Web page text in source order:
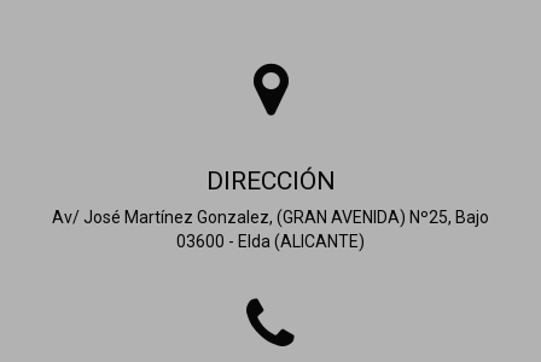
DIRECCIÓN
Av/ José Martínez Gonzalez, (GRAN AVENIDA) Nº25, Bajo
03600 - Elda (ALICANTE)